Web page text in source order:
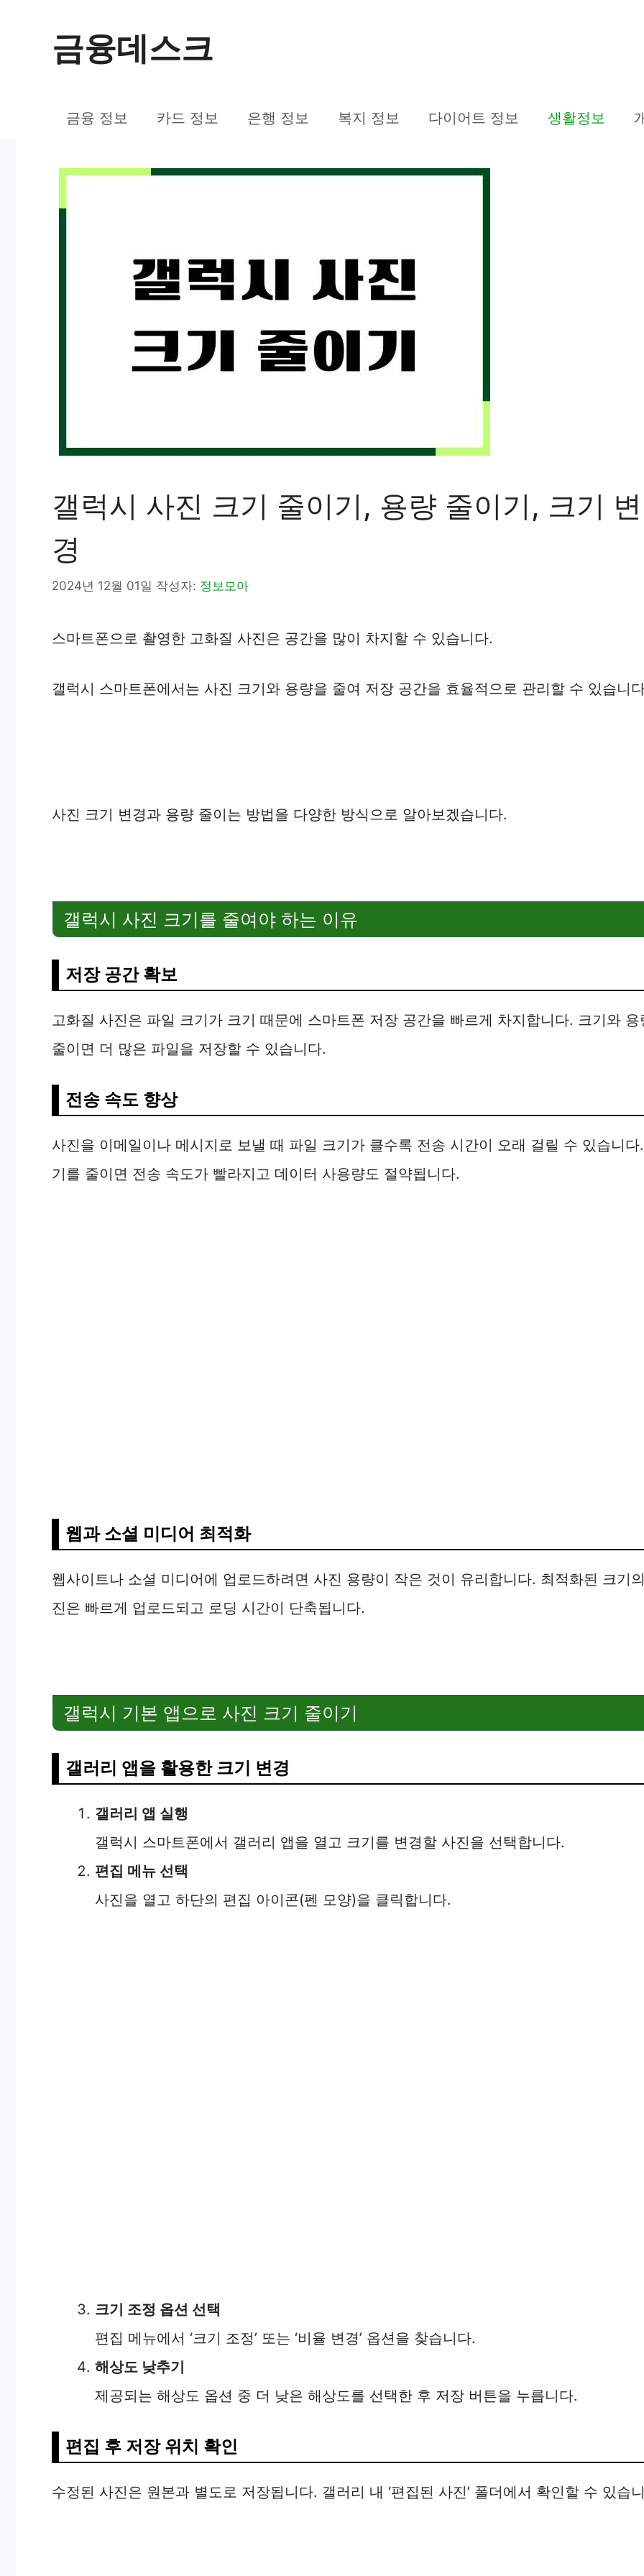
금융데스크
금융 정보 카드 정보 은행 정보 복지 정보 다이어트 정보 생활정보
갤럭시 사진 크기 줄이기, 용량 줄이기, 크기 변
경
2024년 12월 01일 작성자: 정보모아
스마트폰으로 촬영한 고화질 사진은 공간을 많이 차지할 수 있습니다.
갤럭시 스마트폰에서는 사진 크기와 용량을 줄여 저장 공간을 효율적으로 관리할 수 있습니
사진 크기 변경과 용량 줄이는 방법을 다양한 방식으로 알아보겠습니다.
갤럭시 사진 크기를 줄여야 하는 이유
저장 공간 확보
고화질 사진은 파일 크기가 크기 때문에 스마트폰 저장 공간을 빠르게 차지합니다. 크기와 용
줄이면 더 많은 파일을 저장할 수 있습니다.
전송 속도 향상
사진을 이메일이나 메시지로 보낼 때 파일 크기가 클수록 전송 시간이 오래 걸릴 수 있습니다
기를 줄이면 전송 속도가 빨라지고 데이터 사용량도 절약됩니다.
웹과 소셜 미디어 최적화
웹사이트나 소셜 미디어에 업로드하려면 사진 용량이 작은 것이 유리합니다. 최적화된 크기
진은 빠르게 업로드되고 로딩 시간이 단축됩니다.
갤럭시 기본 앱으로 사진 크기 줄이기
갤러리 앱을 활용한 크기 변경
갤러리 앱 실행
갤럭시 스마트폰에서 갤러리 앱을 열고 크기를 변경할 사진을 선택합니다.
편집 메뉴 선택
사진을 열고 하단의 편집 아이콘(펜 모양)을 클릭합니다.
크기 조정 옵션 선택
편집 메뉴에서 ‘크기 조정’ 또는 ‘비율 변경’ 옵션을 찾습니다.
해상도 낮추기
제공되는 해상도 옵션 중 더 낮은 해상도를 선택한 후 저장 버튼을 누릅니다.
편집 후 저장 위치 확인
수정된 사진은 원본과 별도로 저장됩니다. 갤러리 내 ‘편집된 사진’ 폴더에서 확인할 수 있습